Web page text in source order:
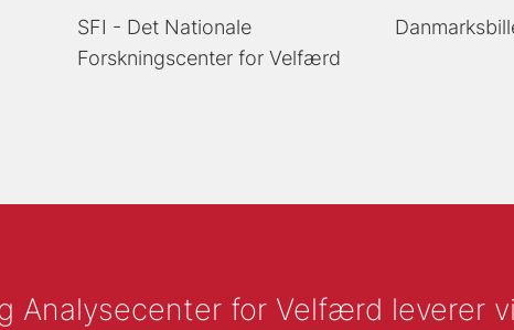
SFI - Det Nationale
Forskningscenter for Velfærd
Analysecenter for Velfærd leverer